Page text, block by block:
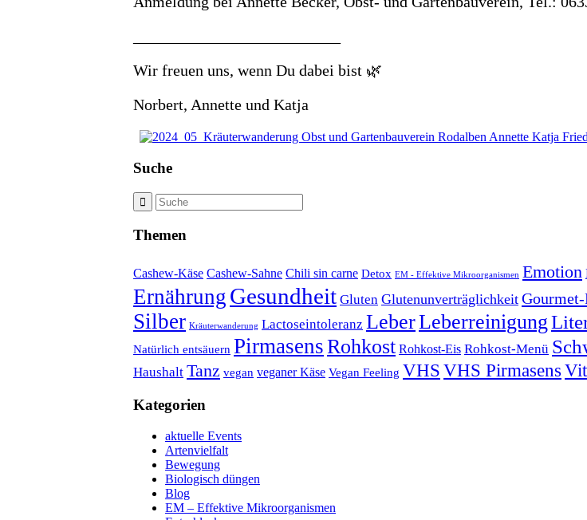
Wir freuen uns, wenn Du dabei bist 🌿
Norbert, Annette und Katja
Suche
Themen
Cashew-Käse Cashew-Sahne Chili sin carne Detox EM - Effektive Mikroorganismen Emotion
Ernährung Gesundheit Gluten Glutenunverträglichkeit
Silber Kräuterwanderung Lactoseintoleranz LeberLeberreinigung
Natürlich entsäuern PirmasensRohkost Rohkost-Eis Rohkost-Menü
Haushalt Tanz vegan veganer Käse Vegan Feeling VHSVHS Pirmasens
Kategorien
aktuelle Events
Artenvielfalt
Bewegung
Biologisch düngen
Blog
EM – Effektive Mikroorganismen